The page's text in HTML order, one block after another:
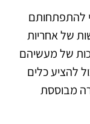
להתפתחותם
של אחריות
של מעשיהם
להציע כלים
מבוססת